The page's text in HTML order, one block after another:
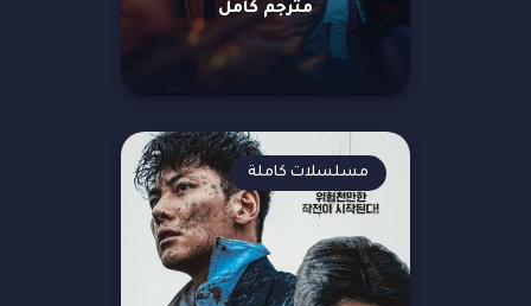
مترجم كامل
مسلسلات كاملة